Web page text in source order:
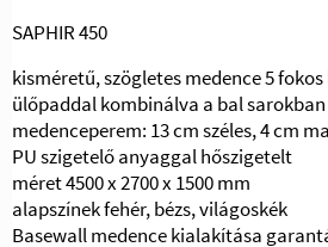
SAPHIR 450
kisméretű, szögletes medence 5
ülőpaddal kombinálva a bal sarokban
medenceperem: 13 cm széles, 4 cm
PU szigetelő anyaggal hőszigetelt
méret 4500 x 2700 x 1500 mm
alapszínek fehér, bézs, világoskék
Basewall medence kialakítása